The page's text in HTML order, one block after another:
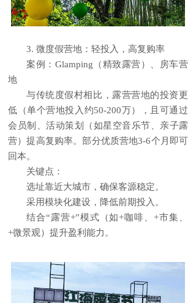
3. 微度假营地：轻投入，高复购率
案例：Glamping（精致露营）、房车营
地
与传统度假村相比，露营营地的投资更
低（单个营地投入约50-200万），且可通过
会员制、活动策划（如星空音乐节、亲子露
营）提高复购率。部分优质营地3-6个月即可
回本。
关键点：
选址靠近大城市，确保客源稳定。
采用模块化建设，降低前期投入。
结合“露营+”模式（如+咖啡、+市集、
+微景观）提升盈利能力。